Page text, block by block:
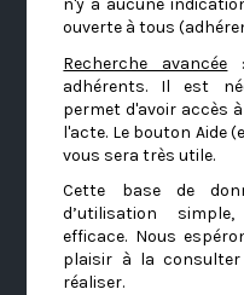
n'y a aucune
ouverte à tous
Recherche avancée
adhérents. Il est
permet d'avoir accès
l'acte. Le bouton Aide
vous sera très utile.
Cette base de
d’utilisation
efficace. Nous
plaisir à la
réaliser.